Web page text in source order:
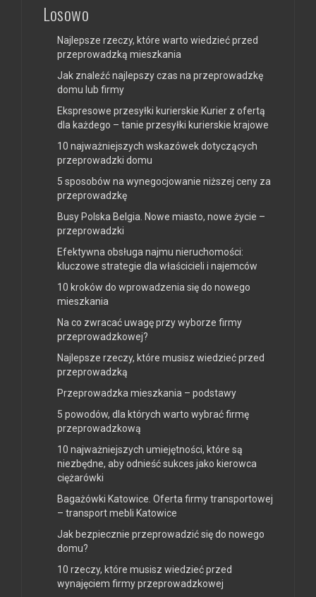
Losowo
Najlepsze rzeczy, które warto wiedzieć przed
przeprowadzką mieszkania
Jak znaleźć najlepszy czas na przeprowadzkę
domu lub firmy
Ekspresowe przesyłki kurierskie.Kurier z ofertą
dla każdego – tanie przesyłki kurierskie krajowe
10 najważniejszych wskazówek dotyczących
przeprowadzki domu
5 sposobów na wynegocjowanie niższej ceny za
przeprowadzkę
Busy Polska Belgia. Nowe miasto, nowe życie –
przeprowadzki
Efektywna obsługa najmu nieruchomości:
kluczowe strategie dla właścicieli i najemców
10 kroków do wprowadzenia się do nowego
mieszkania
Na co zwracać uwagę przy wyborze firmy
przeprowadzkowej?
Najlepsze rzeczy, które musisz wiedzieć przed
przeprowadzką
Przeprowadzka mieszkania – podstawy
5 powodów, dla których warto wybrać firmę
przeprowadzkową
10 najważniejszych umiejętności, które są
niezbędne, aby odnieść sukces jako kierowca
ciężarówki
Bagażówki Katowice. Oferta firmy transportowej
– transport mebli Katowice
Jak bezpiecznie przeprowadzić się do nowego
domu?
10 rzeczy, które musisz wiedzieć przed
wynajęciem firmy przeprowadzkowej